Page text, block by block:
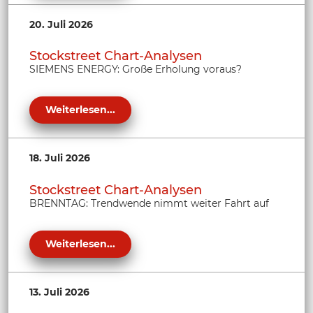
20. Juli 2026
Stockstreet Chart-Analysen
SIEMENS ENERGY: Große Erholung voraus?
Weiterlesen...
18. Juli 2026
Stockstreet Chart-Analysen
BRENNTAG: Trendwende nimmt weiter Fahrt auf
Weiterlesen...
13. Juli 2026